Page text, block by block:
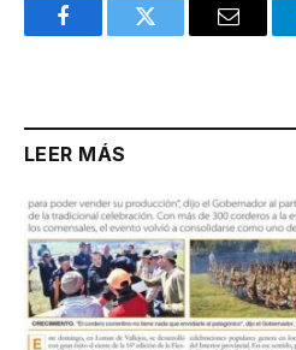
FacebookTwitter Email
LEER MÁS